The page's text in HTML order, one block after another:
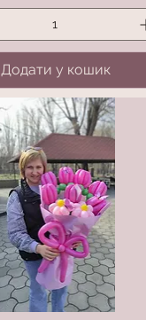
Додати у кошик